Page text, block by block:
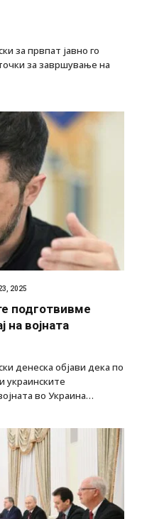
за првпат јавно го
за завршување на
2025
подготвивме
на војната
денеска објави дека по
украинските
во Украина…